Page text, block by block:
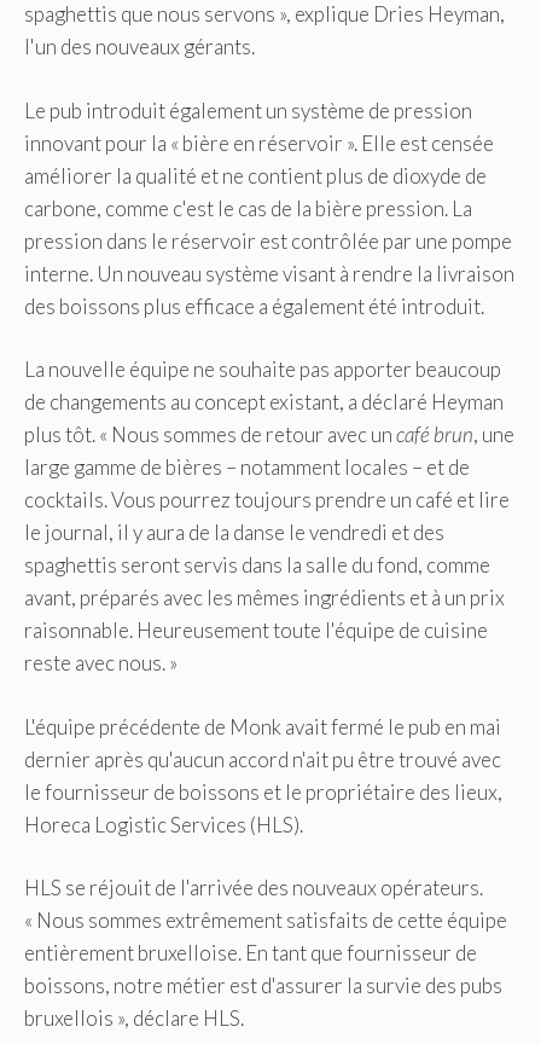
spaghettis que nous servons », explique Dries Heyman,
l'un des nouveaux gérants.
Le pub introduit également un système de pression
innovant pour la « bière en réservoir ». Elle est censée
améliorer la qualité et ne contient plus de dioxyde de
carbone, comme c'est le cas de la bière pression. La
pression dans le réservoir est contrôlée par une pompe
interne. Un nouveau système visant à rendre la livraison
des boissons plus efficace a également été introduit.
La nouvelle équipe ne souhaite pas apporter beaucoup
de changements au concept existant, a déclaré Heyman
plus tôt. « Nous sommes de retour avec uncafé brun, une
large gamme de bières – notamment locales – et de
cocktails. Vous pourrez toujours prendre un café et lire
le journal, il y aura de la danse le vendredi et des
spaghettis seront servis dans la salle du fond, comme
avant, préparés avec les mêmes ingrédients et à un prix
raisonnable. Heureusement toute l'équipe de cuisine
reste avec nous. »
L'équipe précédente de Monk avait fermé le pub en mai
dernier après qu'aucun accord n'ait pu être trouvé avec
le fournisseur de boissons et le propriétaire des lieux,
Horeca Logistic Services (HLS).
HLS se réjouit de l'arrivée des nouveaux opérateurs.
« Nous sommes extrêmement satisfaits de cette équipe
entièrement bruxelloise. En tant que fournisseur de
boissons, notre métier est d'assurer la survie des pubs
bruxellois », déclare HLS.